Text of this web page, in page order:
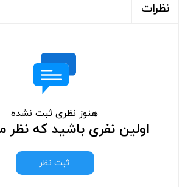
نظرات
هنوز نظری ثبت نشده
اولین نفری باشید که نظر
ثبت نظر